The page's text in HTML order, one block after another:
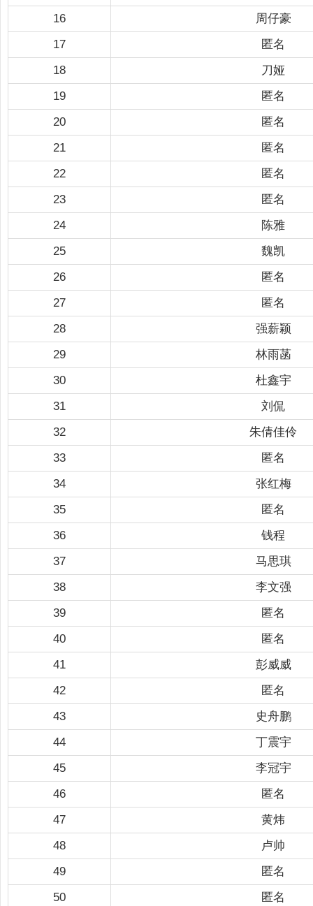
16
周仔豪
17
匿名
18
刀娅
19
匿名
20
匿名
21
匿名
22
匿名
23
匿名
24
陈雅
25
魏凯
26
匿名
27
匿名
28
强薪颖
29
林雨菡
30
杜鑫宇
31
刘侃
32
朱倩佳伶
33
匿名
34
张红梅
35
匿名
36
钱程
37
马思琪
38
李文强
39
匿名
40
匿名
41
彭威威
42
匿名
43
史舟鹏
44
丁震宇
45
李冠宇
46
匿名
47
黄炜
48
卢帅
49
匿名
50
匿名